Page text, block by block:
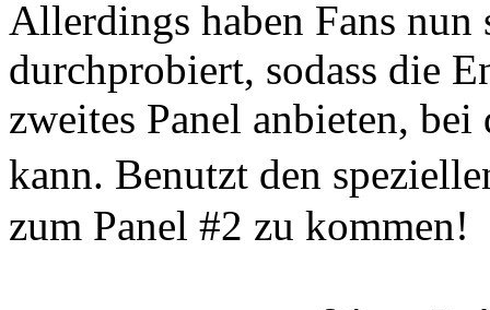
Allerdings haben Fans
durchprobiert, sodass die
zweites Panel anbieten, bei
kann. Benutzt den
zum Panel #2 zu kommen!